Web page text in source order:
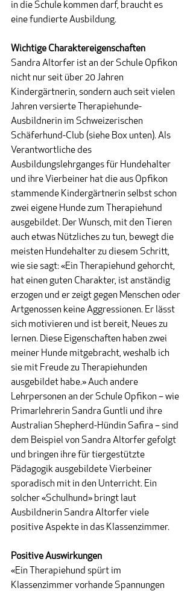
in die Schule kommen darf, braucht es
eine fundierte Ausbildung.
Wichtige Charaktereigenschaften
Sandra Altorfer ist an der Schule Opfikon
nicht nur seit über 20 Jahren
Kindergärtnerin, sondern auch seit vielen
Jahren versierte Therapiehunde-
Ausbildnerin im Schweizerischen
Schäferhund-Club (siehe Box unten). Als
Verantwortliche des
Ausbildungslehrganges für Hundehalter
und ihre Vierbeiner hat die aus Opfikon
stammende Kindergärtnerin selbst schon
zwei eigene Hunde zum Therapiehund
ausgebildet. Der Wunsch, mit den Tieren
auch etwas Nützliches zu tun, bewegt die
meisten Hundehalter zu diesem Schritt,
wie sie sagt: «Ein Therapiehund gehorcht,
hat einen guten Charakter, ist anständig
erzogen und er zeigt gegen Menschen oder
Artgenossen keine Aggressionen. Er lässt
sich motivieren und ist bereit, Neues zu
lernen. Diese Eigenschaften haben zwei
meiner Hunde mitgebracht, weshalb ich
sie mit Freude zu Therapiehunden
ausgebildet habe.» Auch andere
Lehrpersonen an der Schule Opfikon – wie
Primarlehrerin Sandra Guntli und ihre
Australian Shepherd-Hündin Safira – sind
dem Beispiel von Sandra Altorfer gefolgt
und bringen ihre für tiergestützte
Pädagogik ausgebildete Vierbeiner
sporadisch mit in den Unterricht. Ein
solcher «Schulhund» bringt laut
Ausbildnerin Sandra Altorfer viele
positive Aspekte in das Klassenzimmer.
Positive Auswirkungen
«Ein Therapiehund spürt im
Klassenzimmer vorhande Spannungen